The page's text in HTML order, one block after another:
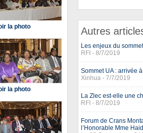
la photo
la photo
Autres
Les enjeux du
RFI - 8/7/2019
Sommet UA : arrivée
Xinhua - 7/7/2019
La Zlec est-elle une
RFI - 8/7/2019
Forum de Crans
l’Honorable Mme